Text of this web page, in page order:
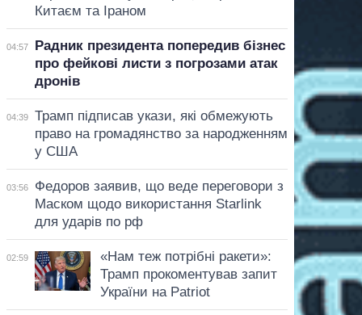
Китаєм та Іраном
04:57
Радник президента попередив бізнес
про фейкові листи з погрозами атак
дронів
04:39
Трамп підписав укази, які обмежують
право на громадянство за народженням
у США
03:56
Федоров заявив, що веде переговори з
Маском щодо використання Starlink
для ударів по рф
02:59
«Нам теж потрібні ракети»:
Трамп прокоментував запит
України на Patriot